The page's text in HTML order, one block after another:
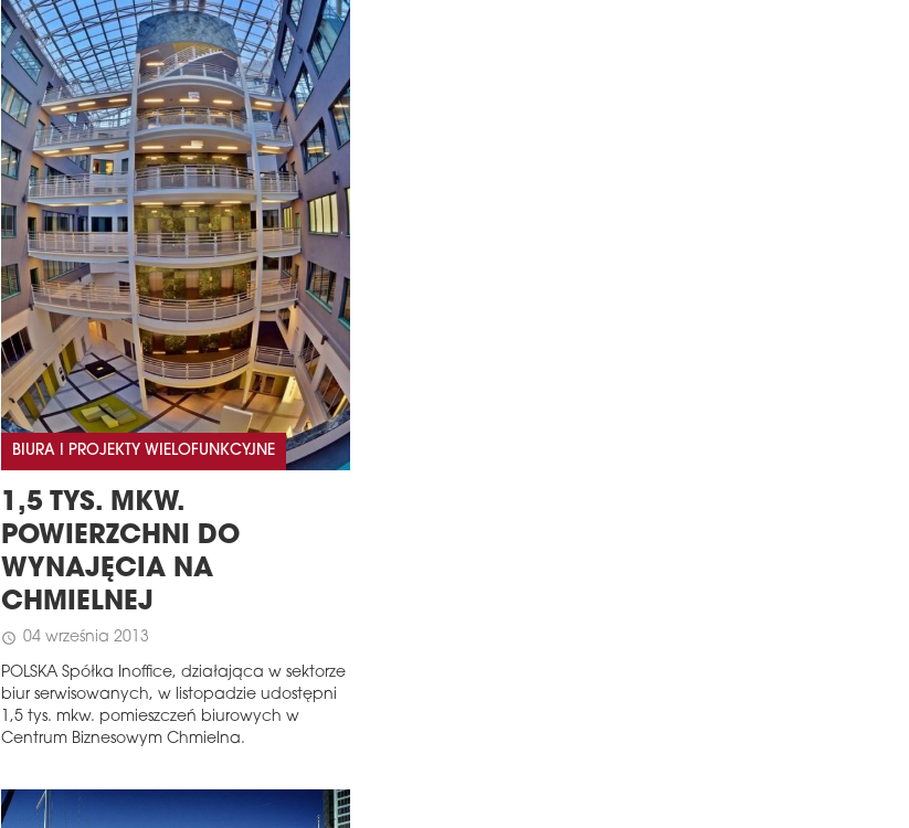
BIURA I PROJEKTY WIELOFUNKCYJNE
1,5 TYS. MKW.
POWIERZCHNI DO
WYNAJĘCIA NA
CHMIELNEJ
schedule 04 września 2013
POLSKA Spółka Inoffice, działająca w sektorze
biur serwisowanych, w listopadzie udostępni
1,5 tys. mkw. pomieszczeń biurowych w
Centrum Biznesowym Chmielna.